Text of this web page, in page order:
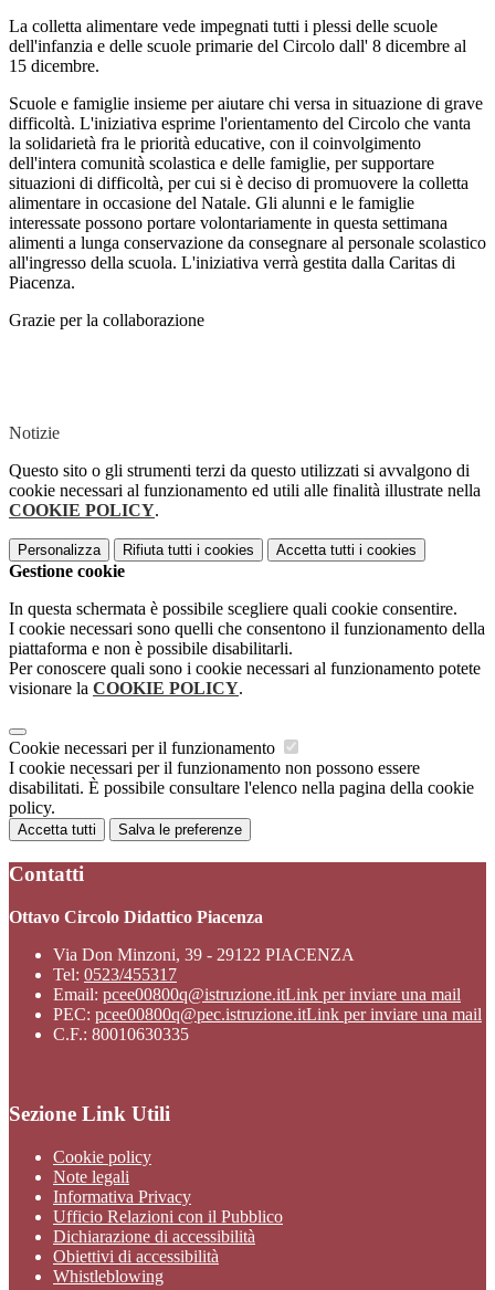
La colletta alimentare vede impegnati tutti i plessi delle scuole
dell'infanzia e delle scuole primarie del Circolo dall' 8 dicembre al
15 dicembre.
Scuole e famiglie insieme per aiutare chi versa in situazione di grave
difficoltà. L'iniziativa esprime l'orientamento del Circolo che vanta
la solidarietà fra le priorità educative, con il coinvolgimento
dell'intera comunità scolastica e delle famiglie, per supportare
situazioni di difficoltà, per cui si è deciso di promuovere la colletta
alimentare in occasione del Natale. Gli alunni e le famiglie
interessate possono portare volontariamente in questa settimana
alimenti a lunga conservazione da consegnare al personale scolastico
all'ingresso della scuola. L'iniziativa verrà gestita dalla Caritas di
Piacenza.
Grazie per la collaborazione
Notizie
Questo sito o gli strumenti terzi da questo utilizzati si avvalgono di
cookie necessari al funzionamento ed utili alle finalità illustrate nella
COOKIE POLICY.
Personalizza Rifiuta tutti i cookies Accetta tutti i cookies
Gestione cookie
In questa schermata è possibile scegliere quali cookie consentire.
I cookie necessari sono quelli che consentono il funzionamento della
piattaforma e non è possibile disabilitarli.
Per conoscere quali sono i cookie necessari al funzionamento potete
visionare la COOKIE POLICY.
Cookie necessari per il funzionamento
I cookie necessari per il funzionamento non possono essere
disabilitati. È possibile consultare l'elenco nella pagina della cookie
policy.
Accetta tutti Salva le preferenze
Contatti
Ottavo Circolo Didattico Piacenza
Via Don Minzoni, 39 - 29122 PIACENZA
Tel: 0523/455317
Email: pcee00800q@istruzione.itLink per inviare una mail
PEC: pcee00800q@pec.istruzione.itLink per inviare una mail
C.F.: 80010630335
Sezione Link Utili
Cookie policy
Note legali
Informativa Privacy
Ufficio Relazioni con il Pubblico
Dichiarazione di accessibilità
Obiettivi di accessibilità
Whistleblowing